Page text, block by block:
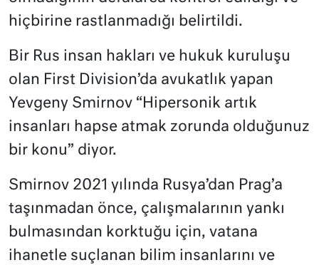
hiçbirine rastlanmadığı belirtildi.
Bir Rus insan hakları ve hukuk kuruluşu
olan First Division’da avukatlık yapan
Yevgeny Smirnov “Hipersonik artık
insanları hapse atmak zorunda olduğunuz
bir konu” diyor.
Smirnov 2021 yılında Rusya’dan Prag’a
taşınmadan önce, çalışmalarının yankı
bulmasından korktuğu için, vatana
ihanetle suçlanan bilim insanlarını ve